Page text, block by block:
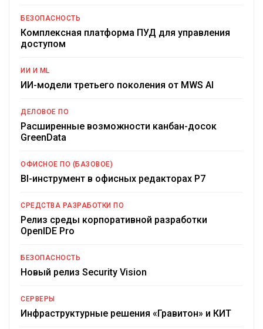
БЕЗОПАСНОСТЬ
Комплексная платформа ПУД для управления
доступом
ИИ И ML
ИИ-модели третьего поколения от MWS AI
ДЕЛОВОЕ ПО
Расширенные возможности канбан-досок
GreenData
ОФИСНОЕ ПО (БАЗОВОЕ)
BI-инструмент в офисных редакторах Р7
СРЕДСТВА РАЗРАБОТКИ ПО
Релиз среды корпоративной разработки
OpenIDE Pro
БЕЗОПАСНОСТЬ
Новый релиз Security Vision
СЕРВЕРЫ
Инфраструктурные решения «Гравитон» и КИТ